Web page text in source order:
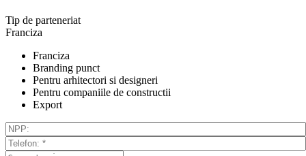
Tip de parteneriat
Franciza
Franciza
Branding punct
Pentru arhitectori si designeri
Pentru companiile de constructii
Export